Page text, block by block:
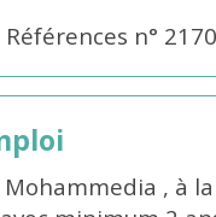
Références n°
, à